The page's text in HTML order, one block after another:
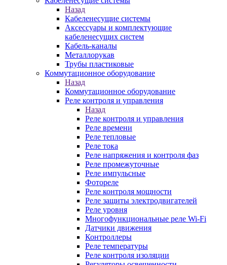
Назад
Кабеленесущие системы
Аксессуары и комплектующие
кабеленесущих систем
Кабель-каналы
Металлорукав
Трубы пластиковые
Коммутационное оборудование
Назад
Коммутационное оборудование
Реле контроля и управления
Назад
Реле контроля и управления
Реле времени
Реле тепловые
Реле тока
Реле напряжения и контроля фаз
Реле промежуточные
Реле импульсные
Фотореле
Реле контроля мощности
Реле защиты электродвигателей
Реле уровня
Многофункциональные реле Wi-Fi
Датчики движения
Контроллеры
Реле температуры
Реле контроля изоляции